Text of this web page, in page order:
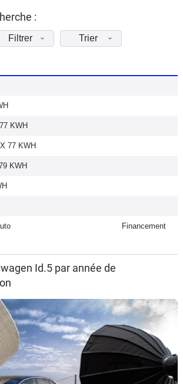
:
Filtrer Trier
KWH
77 KWH
KWH
Financement
Id.5 par année de